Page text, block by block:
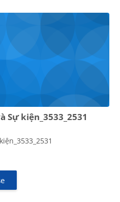
Sự kiện_3533_2531